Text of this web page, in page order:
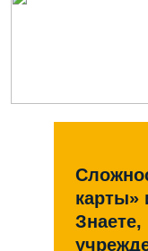
карты»
Знаете,